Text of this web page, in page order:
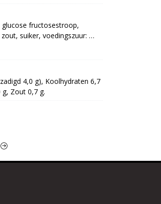
glucose fructosestroop,
suiker, voedingszuur:
E415, antioxidant: E385,
(kurkuma, koriander,
komijn, piment,
[voedingszuur:
4,0 g), Koolhydraten 6,7
g, Zout 0,7 g.